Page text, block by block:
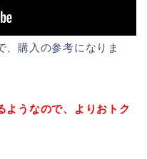
、購入の参考になりま
ようなので、よりおトク